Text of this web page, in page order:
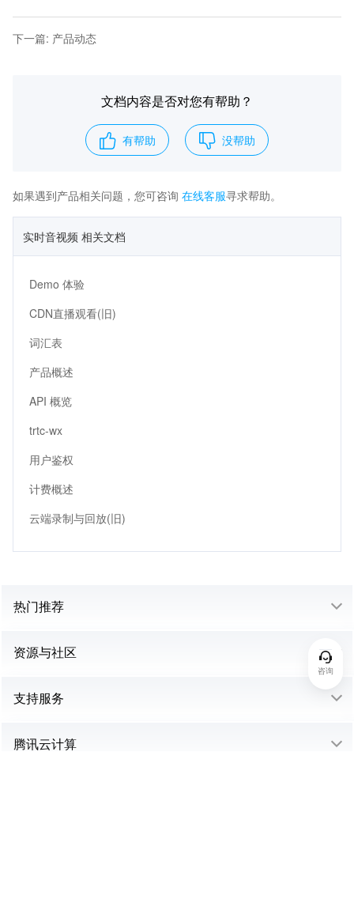
下一篇: 产品动态
文档内容是否对您有帮助？
有帮助 没帮助
如果遇到产品相关问题，您可咨询 在线客服寻求帮助。
实时音视频 相关文档
Demo 体验
CDN直播观看(旧)
词汇表
产品概述
API 概览
trtc-wx
用户鉴权
计费概述
云端录制与回放(旧)
咨询
热门推荐
资源与社区
支持服务
腾讯云计算